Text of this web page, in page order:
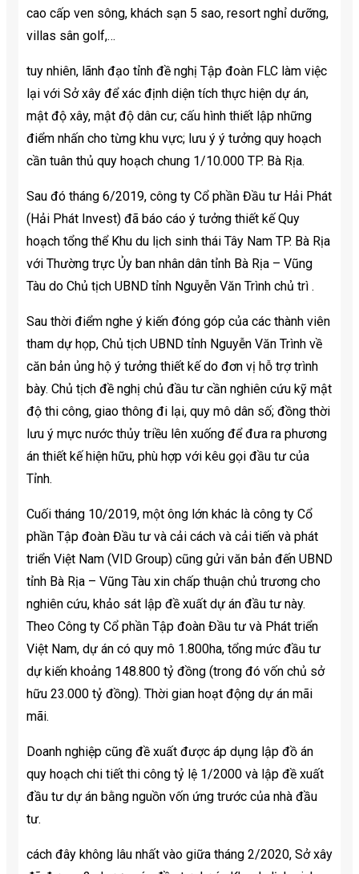
cao cấp ven sông, khách sạn 5 sao, resort nghỉ dưỡng,
villas sân golf,…
tuy nhiên, lãnh đạo tỉnh đề nghị Tập đoàn FLC làm việc
lại với Sở xây để xác định diện tích thực hiện dự án,
mật độ xây, mật độ dân cư; cấu hình thiết lập những
điểm nhấn cho từng khu vực; lưu ý ý tưởng quy hoạch
cần tuân thủ quy hoạch chung 1/10.000 TP. Bà Rịa.
Sau đó tháng 6/2019, công ty Cổ phần Đầu tư Hải Phát
(Hải Phát Invest) đã báo cáo ý tưởng thiết kế Quy
hoạch tổng thể Khu du lịch sinh thái Tây Nam TP. Bà Rịa
với Thường trực Ủy ban nhân dân tỉnh Bà Rịa – Vũng
Tàu do Chủ tịch UBND tỉnh Nguyễn Văn Trình chủ trì .
Sau thời điểm nghe ý kiến đóng góp của các thành viên
tham dự họp, Chủ tịch UBND tỉnh Nguyễn Văn Trình về
căn bản ủng hộ ý tưởng thiết kế do đơn vị hỗ trợ trình
bày. Chủ tịch đề nghị chủ đầu tư cần nghiên cứu kỹ mật
độ thi công, giao thông đi lại, quy mô dân số; đồng thời
lưu ý mực nước thủy triều lên xuống để đưa ra phương
án thiết kế hiện hữu, phù hợp với kêu gọi đầu tư của
Tỉnh.
Cuối tháng 10/2019, một ông lớn khác là công ty Cổ
phần Tập đoàn Đầu tư và cải cách và cải tiến và phát
triển Việt Nam (VID Group) cũng gửi văn bản đến UBND
tỉnh Bà Rịa – Vũng Tàu xin chấp thuận chủ trương cho
nghiên cứu, khảo sát lập đề xuất dự án đầu tư này.
Theo Công ty Cổ phần Tập đoàn Đầu tư và Phát triển
Việt Nam, dự án có quy mô 1.800ha, tổng mức đầu tư
dự kiến khoảng 148.800 tỷ đồng (trong đó vốn chủ sở
hữu 23.000 tỷ đồng). Thời gian hoạt động dự án mãi
mãi.
Doanh nghiệp cũng đề xuất được áp dụng lập đồ án
quy hoạch chi tiết thi công tỷ lệ 1/2000 và lập đề xuất
đầu tư dự án bằng nguồn vốn ứng trước của nhà đầu
tư.
cách đây không lâu nhất vào giữa tháng 2/2020, Sở xây